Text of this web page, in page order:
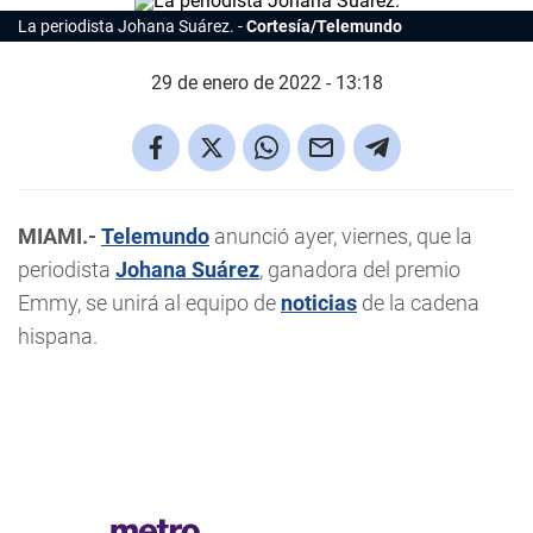
La periodista Johana Suárez. Cortesía/Telemundo
29 de enero de 2022 - 13:18
MIAMI.- Telemundo anunció ayer, viernes, que la
periodista Johana Suárez, ganadora del premio
Emmy, se unirá al equipo de noticias de la cadena
hispana.